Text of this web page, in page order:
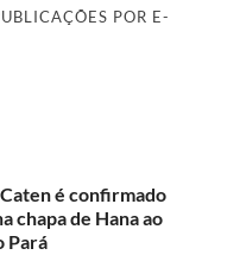
POR E-
é confirmado
chapa de Hana ao
Pará